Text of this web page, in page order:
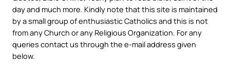
day and much more. Kindly note that this site is maintained
by a small group of enthusiastic Catholics and this is not
from any Church or any Religious Organization. For any
queries contact us through the e-mail address given
below.